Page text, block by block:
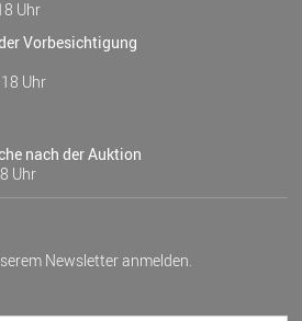
Uhr
Vorbesichtigung
Uhr
nach der Auktion
Uhr
Newsletter anmelden.